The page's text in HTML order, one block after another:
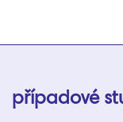
případové